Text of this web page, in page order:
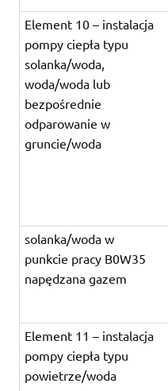
Element 10 – instalacja
pompy ciepła typu
solanka/woda,
woda/woda lub
bezpośrednie
odparowanie w
gruncie/woda
solanka/woda w
punkcie pracy B0W35
napędzana gazem
Element 11 – instalacja
pompy ciepła typu
powietrze/woda